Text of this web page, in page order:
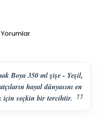
Yorumlar
Boya 350 ml şişe - Yeşil,
hayal dünyasını en
için seçkin bir tercihtir.